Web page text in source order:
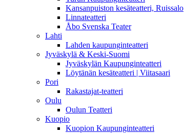
Kansanpuiston kesäteatteri, Ruissalo
Linnateatteri
Åbo Svenska Teater
Lahti
Lahden kaupunginteatteri
Jyväskylä & Keski-Suomi
Jyväskylän Kaupunginteatteri
Löytänän kesäteatteri | Viitasaari
Pori
Rakastajat-teatteri
Oulu
Oulun Teatteri
Kuopio
Kuopion Kaupunginteatteri